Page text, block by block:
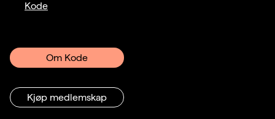
Kode
Om Kode
Kjøp medlemskap